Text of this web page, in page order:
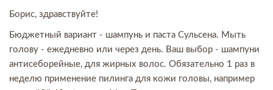
Борис, здравствуйте!
Бюджетный вариант - шампунь и паста Сульсена. Мыть
голову - ежедневно или через день. Ваш выбор - шампуни
антисеборейные, для жирных волос. Обязательно 1 раз в
неделю применение пилинга для кожи головы, например